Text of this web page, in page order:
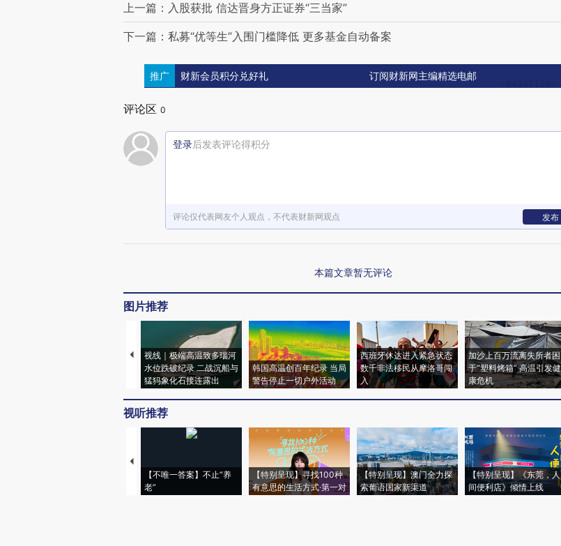
上一篇：入股获批 信达晋身方正证券“三当家”
下一篇：私募“优等生”入围门槛降低 更多基金自动备案
推广 财新会员积分兑好礼 订阅财新网主编精选电邮
评论区 0
登录后发表评论得积分
评论仅代表网友个人观点，不代表财新网观点 发布
本篇文章暂无评论
图片推荐
视线｜极端高温致多瑙河
水位跌破纪录 二战沉船与
猛犸象化石接连露出
韩国高温创百年纪录 当局
警告停止一切户外活动
西班牙休达进入紧急状态
数千非法移民从摩洛哥闯
入
加沙上百万流离失所者困
于“塑料烤箱” 高温引发健
康危机
视听推荐
【不唯一答案】不止“养
老”
【特别呈现】寻找100种
有意思的生活方式·第一对
【特别呈现】澳门全力探
索葡语国家新渠道
【特别呈现】《东莞，人
间便利店》倾情上线